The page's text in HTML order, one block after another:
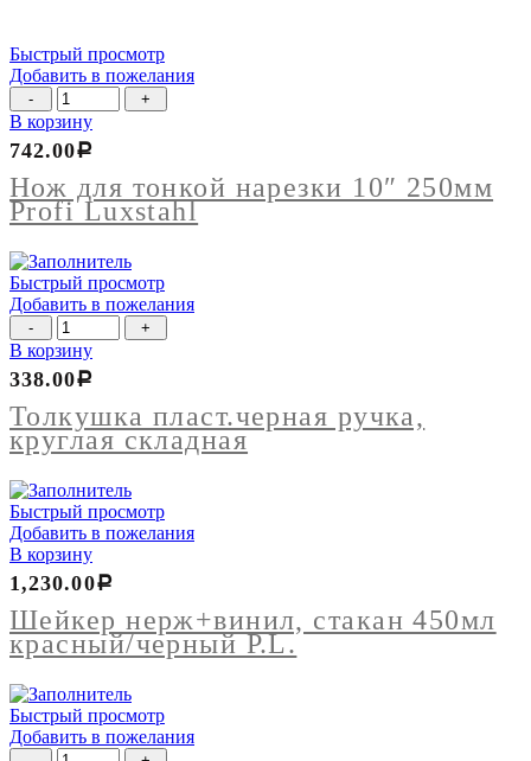
Быстрый просмотр
Добавить в пожелания
Количество
товара
Нож
для
тонкой
нарезки
10"
Profi
Luxstahl
В корзину
Нож для тонкой нарезки 10″ 250мм
Profi Luxstahl
742.00Р
Быстрый просмотр
Добавить в пожелания
Количество
товара
Толкушка
пласт.черная
ручка,
круглая
складная
В корзину
Толкушка пласт.черная ручка,
круглая складная
338.00Р
Быстрый просмотр
Добавить в пожелания
В корзину
Шейкер нерж+винил, стакан 450мл
красный/черный P.L.
1,230.00Р
Быстрый просмотр
Добавить в пожелания